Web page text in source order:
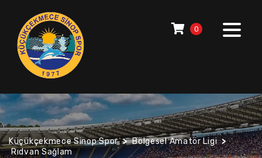
0
Küçükçekmece Sinop Spor > Bölgesel Amatör Ligi >
Rıdvan Sağlam